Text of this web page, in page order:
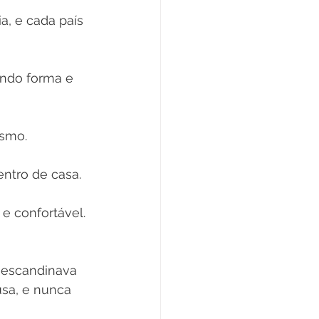
e cada país
forma e
de casa.
confortável.
e nunca